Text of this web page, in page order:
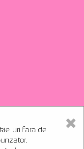
uri fara de